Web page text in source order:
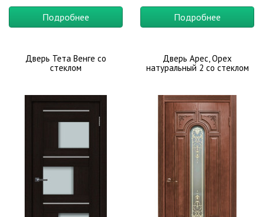
Подробнее Подробнее
Дверь Тета Венге со
стеклом
Дверь Арес, Орех
натуральный 2 со стеклом